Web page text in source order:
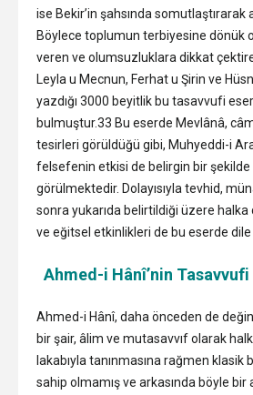
ise Bekir’in şahsında somutlaştırarak
Böylece toplumun terbiyesine dönük
veren ve olumsuzluklara dikkat
Leyla u Mecnun, Ferhat u Şirin ve
yazdığı 3000 beyitlik bu tasavvufi
bulmuştur.33 Bu eserde Mevlânâ,
tesirleri görüldüğü gibi, Muhyeddi-i
felsefenin etkisi de belirgin bir şekilde
görülmektedir. Dolayısıyla tevhid,
sonra yukarıda belirtildiği üzere halka
ve eğitsel etkinlikleri de bu eserde
Ahmed-i Hânî’nin Tasavvufi
Ahmed-i Hânî, daha önceden de
bir şair, âlim ve mutasavvıf olarak
lakabıyla tanınmasına rağmen klasik
sahip olmamış ve arkasında böyle bir